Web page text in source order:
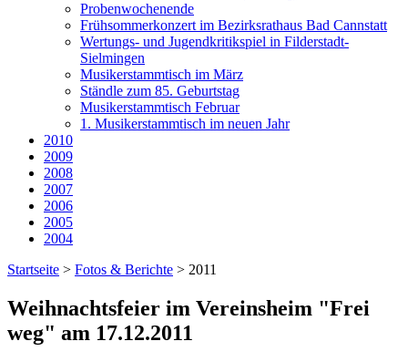
Probenwochenende
Frühsommerkonzert im Bezirksrathaus Bad Cannstatt
Wertungs- und Jugendkritikspiel in Filderstadt-
Sielmingen
Musikerstammtisch im März
Ständle zum 85. Geburtstag
Musikerstammtisch Februar
1. Musikerstammtisch im neuen Jahr
2010
2009
2008
2007
2006
2005
2004
Startseite > Fotos & Berichte > 2011
Weihnachtsfeier im Vereinsheim "Frei
weg" am 17.12.2011